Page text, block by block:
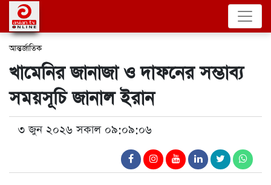
আন্তর্জাতিক
খামেনির জানাজা ও দাফনের সম্ভাব্য
সময়সূচি জানাল ইরান
৩ জুন ২০২৬ সকাল ০৯:০৯:০৬